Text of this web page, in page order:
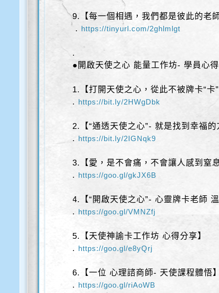
9.【每一個相遇，我們都是彼此的老
. https://tinyurl.com/2ghlmlgt
.
●開啟天使之心 能量工作坊- 學員心
1.【打開天使之心，從此不被牌卡“卡
. https://bit.ly/2HWgDbk
2.【“通透天使之心”- 就是找到幸福
. https://bit.ly/2IGNqk9
3.【愛，是不會痛，不會讓人感到窒
. https://goo.gl/gkJX6B
4.【“開啟天使之心”- 心靈牌卡老師
. https://goo.gl/VMNZfj
5.【天使神諭卡工作坊 心得分享】
. https://goo.gl/e8yQrj
6.【一位 心理諮商師- 天使課程體悟
. https://goo.gl/riAoWB